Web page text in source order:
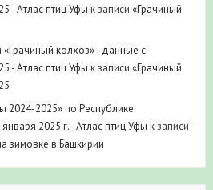
- Атлас птиц Уфы к записи «Грачиный
«Грачиный колхоз» - данные с
- Атлас птиц Уфы к записи «Грачиный
2024-2025» по Республике
2025 г. - Атлас птиц Уфы к записи
зимовке в Башкирии